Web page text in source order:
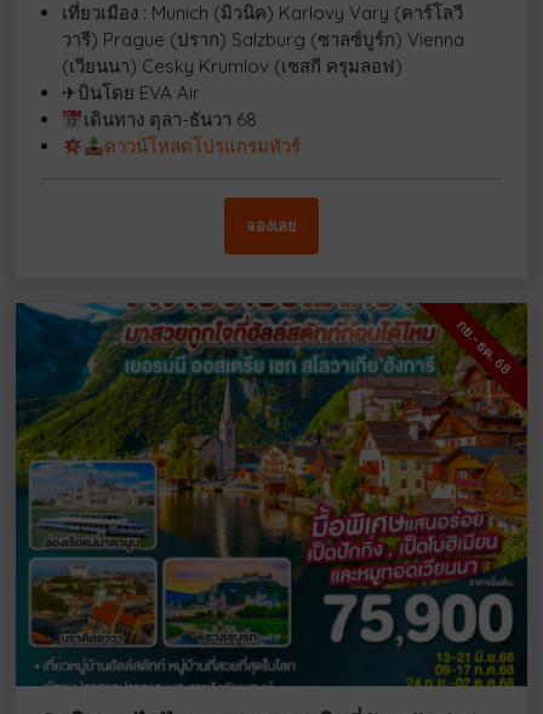
เที่ยวเมือง : Munich (มิวนิค) Karlovy Vary (คาร์โลวี
วารี) Prague (ปราก) Salzburg (ซาลซ์บูร์ก) Vienna
(เวียนนา) Cesky Krumlov (เซสกี ครุมลอฟ)
✈บินโดย EVA Air
เดินทาง ตุลา-ธันวา 68
ดาวน์โหลดโปรแกรมทัวร์
จองเลย
กย.-ธค. 68